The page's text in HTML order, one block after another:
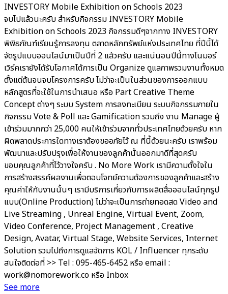
INVESTORY Mobile Exhibition on Schools 2023
จบไปแล้วนะครับ สำหรับกิจกรรม INVESTORY Mobile
Exhibition on Schools 2023 กิจกรรมดีๆจากทาง INVESTORY
พิพิธภัณฑ์เรียนรู้การลงทุน ตลาดหลักทรัพย์แห่งประเทศไทย ที่ปีนี้ได้
จัดรูปแบบออนไลน์มาเป็นปีที่ 2 แล้วครับ และแน่นอนปีนี้ทางโนมอร์
เวิร์คเรายังได้รับโอกาศได้การเป็น Organize ดูแลภาพรวมงานทั้งหมด
ตั้งแต่ต้นจนจบโครงการครับ ไม่ว่าจะเป็นในส่วนของการออกแบบ
หลักสูตรที่จะใช้ในการนำเสนอ หรือ Part Creative Theme
Concept ต่างๆ ระบบ System การลงทะเบียน ระบบกิจกรรมภายใน
กิจกรรม Vote & Poll และ Gamification รวมถึง งาน Manage ผู้
เข้าร่วมมากกว่า 25,000 คนให้เข้าร่วมจากทั่วประเทศไทยด้วยครับ หาก
ผิดพลาดประการใดทางเราต้องขออภัยไว้ ณ ที่นี้ด้วยนะครับ เราพร้อม
พัฒนาและปรับปรุงเพื่อให้งานของลูกค้านั้นออกมาดีที่สุดครับ
ขอบคุณลูกค้าที่ไว้วางใจครับ . No More Work เรามีความตั้งใจใน
การสร้างสรรค์ผลงานเพื่อตอบโจทย์ความต้องการของลูกค้าและสร้าง
คุณค่าให้กับงานนั้นๆ เรามีบริการเกี่ยวกับการผลิตสื่อออนไลน์ทุกรูป
แบบ(Online Production) ไม่ว่าจะเป็นการถ่ายทอดสด Video and
Live Streaming , Unreal Engine, Virtual Event, Zoom,
Video Conference, Project Management , Creative
Design, Avatar, Virtual Stage, Website Services, Internet
Solution รวมไปถึงการดูแลจัดการ KOL / Influencer ทุกระดับ
สนใจติดต่อที่ >> Tel : 095-465-6452 หรือ email :
work@nomorework.co หรือ Inbox
See more